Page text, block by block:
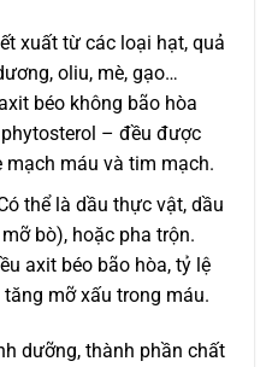
xuất từ các loại hạt, quả
oliu, mè, gạo…
béo không bão hòa
– đều được
máu và tim mạch.
thể là dầu thực vật, dầu
bò), hoặc pha trộn.
axit béo bão hòa, tỷ lệ
mỡ xấu trong máu.
dưỡng, thành phần chất